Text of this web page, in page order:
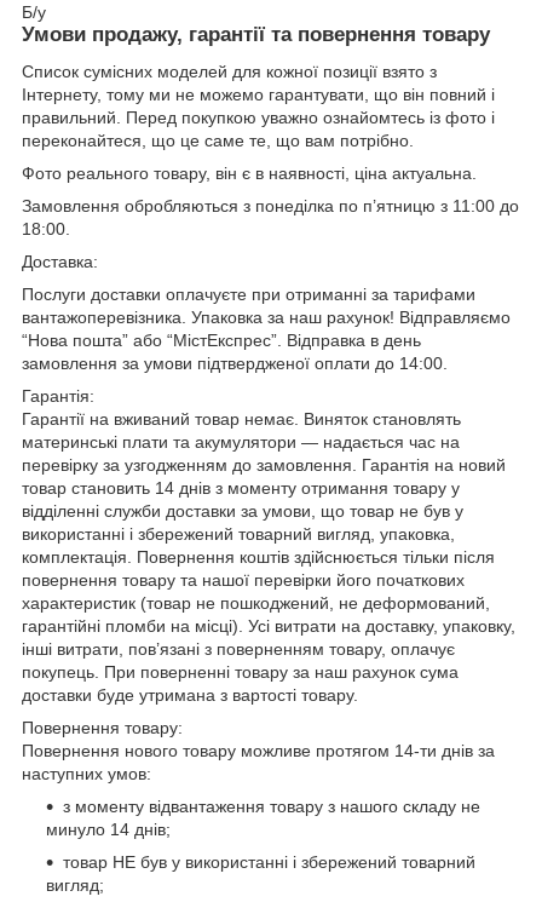
Б/у
Умови продажу, гарантії та повернення товару
Список сумісних моделей для кожної позиції взято з
Інтернету, тому ми не можемо гарантувати, що він повний і
правильний. Перед покупкою уважно ознайомтесь із фото і
переконайтеся, що це саме те, що вам потрібно.
Фото реального товару, він є в наявності, ціна актуальна.
Замовлення обробляються з понеділка по п’ятницю з 11:00 до
18:00.
Доставка:
Послуги доставки оплачуєте при отриманні за тарифами
вантажоперевізника. Упаковка за наш рахунок! Відправляємо
“Нова пошта” або “МістЕкспрес”. Відправка в день
замовлення за умови підтвердженої оплати до 14:00.
Гарантія:
Гарантії на вживаний товар немає. Виняток становлять
материнські плати та акумулятори — надається час на
перевірку за узгодженням до замовлення. Гарантія на новий
товар становить 14 днів з моменту отримання товару у
відділенні служби доставки за умови, що товар не був у
використанні і збережений товарний вигляд, упаковка,
комплектація. Повернення коштів здійснюється тільки після
повернення товару та нашої перевірки його початкових
характеристик (товар не пошкоджений, не деформований,
гарантійні пломби на місці). Усі витрати на доставку, упаковку,
інші витрати, пов’язані з поверненням товару, оплачує
покупець. При поверненні товару за наш рахунок сума
доставки буде утримана з вартості товару.
Повернення товару:
Повернення нового товару можливе протягом 14-ти днів за
наступних умов:
з моменту відвантаження товару з нашого складу не
минуло 14 днів;
товар НЕ був у використанні і збережений товарний
вигляд;